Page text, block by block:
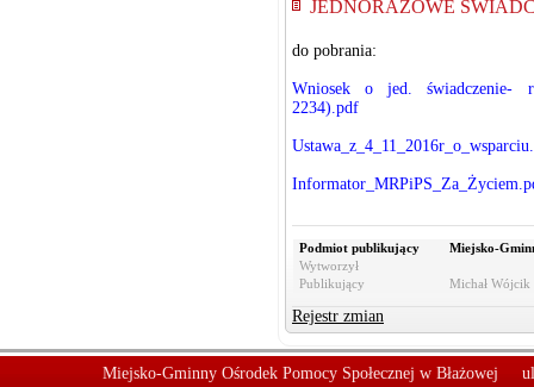
JEDNORAZOWE
do pobrania:
Wniosek o jed. świadczenie-
2234).pdf
Podmiot publikujący
Miejsko-
Wytworzył
Publikujący
Michał
Rejestr zmian
Miejsko-Gminny Ośrodek Pomocy Społecznej w Błażowej